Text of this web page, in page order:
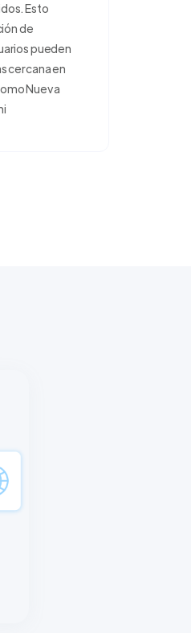
Esto
de
pueden
cercana en
Nueva